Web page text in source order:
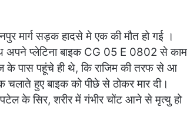
मार्ग सड़क हादसे मे एक की मौत हो गई ।
अपने प्लेटिना बाइक CG 05 E 0802 से काम
के पास पहूंचे ही थे, कि राजिम की तरफ से आ
चलाते हुए बाइक को पीछे से ठोकर मार दी।
पटेल के सिर, शरीर में गंभीर चोंट आने से मृत्यु हो